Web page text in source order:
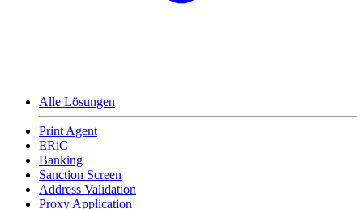
Alle Lösungen
Print Agent
ERiC
Banking
Sanction Screen
Address Validation
Proxy Application